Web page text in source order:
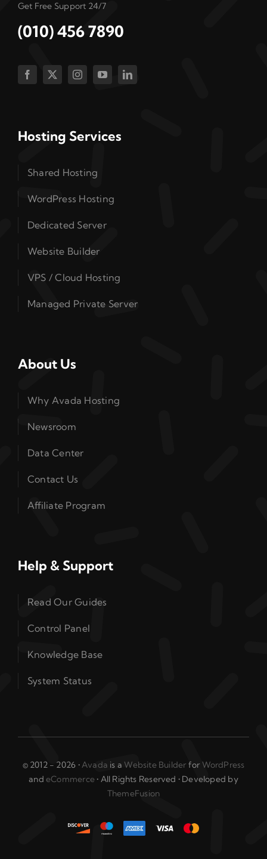
Get Free Support 24/7
(010) 456 7890
Hosting Services
Shared Hosting
WordPress Hosting
Dedicated Server
Website Builder
VPS / Cloud Hosting
Managed Private Server
About Us
Why Avada Hosting
Newsroom
Data Center
Contact Us
Affiliate Program
Help & Support
Read Our Guides
Control Panel
Knowledge Base
System Status
© 2012 - 2026 •Avada is aWebsite Builder forWordPress
andeCommerce• All Rights Reserved • Developed by
ThemeFusion